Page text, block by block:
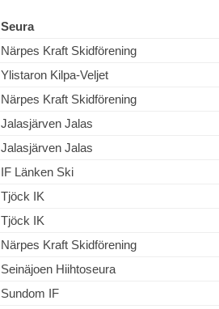
Seura
Närpes Kraft Skidförening
Ylistaron Kilpa-Veljet
Närpes Kraft Skidförening
Jalasjärven Jalas
Jalasjärven Jalas
IF Länken Ski
Tjöck IK
Tjöck IK
Närpes Kraft Skidförening
Seinäjoen Hiihtoseura
Sundom IF